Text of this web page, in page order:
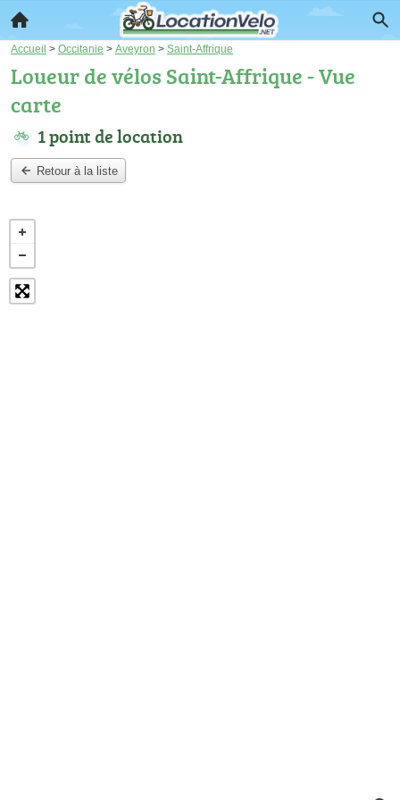
Accueil > Occitanie > Aveyron > Saint-Affrique
Loueur de vélos Saint-Affrique - Vue
carte
1 point de location
Retour à la liste